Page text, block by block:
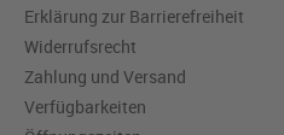
Erklärung zur Barrierefreiheit
Widerrufsrecht
Zahlung und Versand
Verfügbarkeiten